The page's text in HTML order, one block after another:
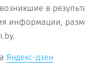
в
информации,
Яндекс-дзен